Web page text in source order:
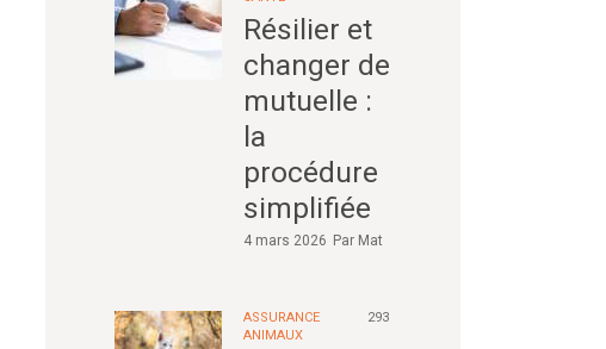
Résilier et
changer de
mutuelle :
la
procédure
simplifiée
4 mars 2026 Par Mat
ASSURANCE
ANIMAUX
293